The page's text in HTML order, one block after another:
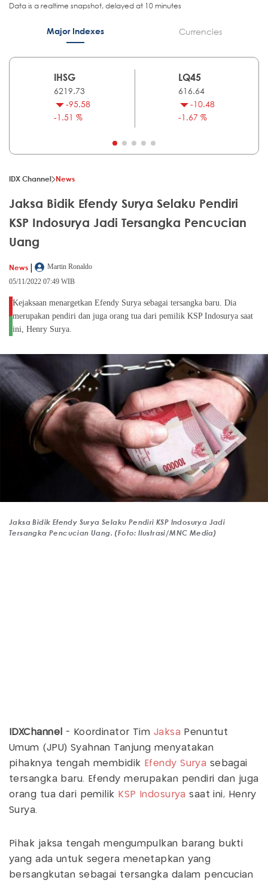
Data is a realtime snapshot, delayed at 10 minutes
Major Indexes Currencies
IHSG
6219.73
-95.58
-1.51 %
LQ45
616.64
-10.48
-1.67 %
IDX Channel News
Jaksa Bidik Efendy Surya Selaku Pendiri
KSP Indosurya Jadi Tersangka Pencucian
Uang
News |
Martin Ronaldo
05/11/2022 07:49 WIB
Kejaksaan menargetkan Efendy Surya sebagai tersangka baru. Dia
merupakan pendiri dan juga orang tua dari pemilik KSP Indosurya saat
ini, Henry Surya.
Jaksa Bidik Efendy Surya Selaku Pendiri KSP Indosurya Jadi
Tersangka Pencucian Uang. (Foto: Ilustrasi/MNC Media)
IDXChannel - Koordinator Tim Jaksa Penuntut
Umum (JPU) Syahnan Tanjung menyatakan
pihaknya tengah membidik Efendy Surya sebagai
tersangka baru. Efendy merupakan pendiri dan juga
orang tua dari pemilik KSP Indosurya saat ini, Henry
Surya.
Pihak jaksa tengah mengumpulkan barang bukti
yang ada untuk segera menetapkan yang
bersangkutan sebagai tersangka dalam pencucian